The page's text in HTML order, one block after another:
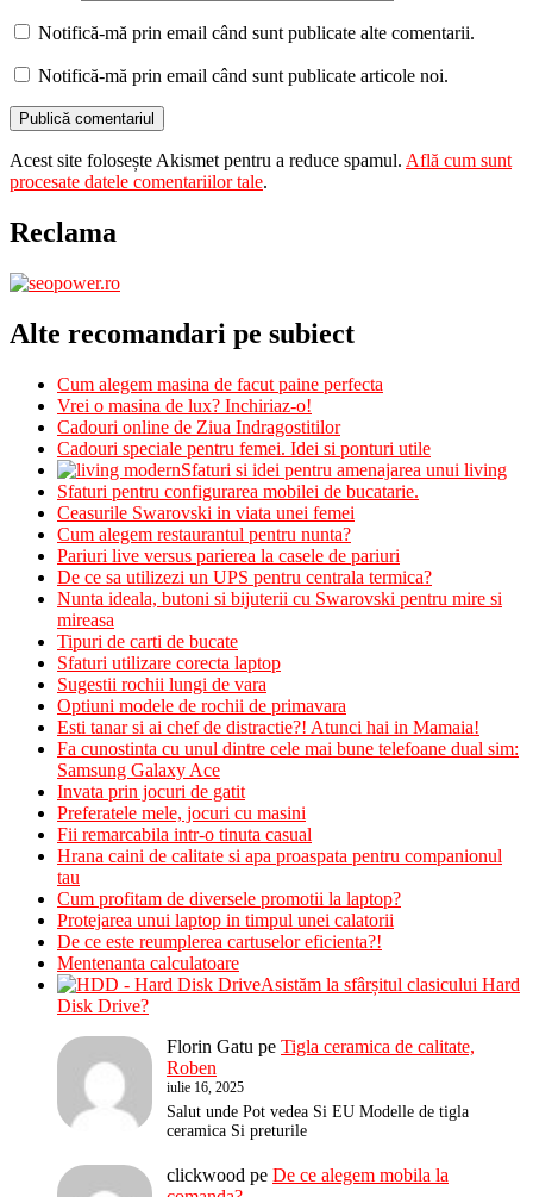
Notifică-mă prin email când sunt publicate alte comentarii.
Notifică-mă prin email când sunt publicate articole noi.
Acest site folosește Akismet pentru a reduce spamul. Află cum sunt
procesate datele comentariilor tale.
Reclama
Alte recomandari pe subiect
Cum alegem masina de facut paine perfecta
Vrei o masina de lux? Inchiriaz-o!
Cadouri online de Ziua Indragostitilor
Cadouri speciale pentru femei. Idei si ponturi utile
Sfaturi si idei pentru amenajarea unui living
Sfaturi pentru configurarea mobilei de bucatarie.
Ceasurile Swarovski in viata unei femei
Cum alegem restaurantul pentru nunta?
Pariuri live versus parierea la casele de pariuri
De ce sa utilizezi un UPS pentru centrala termica?
Nunta ideala, butoni si bijuterii cu Swarovski pentru mire si
mireasa
Tipuri de carti de bucate
Sfaturi utilizare corecta laptop
Sugestii rochii lungi de vara
Optiuni modele de rochii de primavara
Esti tanar si ai chef de distractie?! Atunci hai in Mamaia!
Fa cunostinta cu unul dintre cele mai bune telefoane dual sim:
Samsung Galaxy Ace
Invata prin jocuri de gatit
Preferatele mele, jocuri cu masini
Fii remarcabila intr-o tinuta casual
Hrana caini de calitate si apa proaspata pentru companionul
tau
Cum profitam de diversele promotii la laptop?
Protejarea unui laptop in timpul unei calatorii
De ce este reumplerea cartuselor eficienta?!
Mentenanta calculatoare
Asistăm la sfârșitul clasicului Hard
Disk Drive?
Florin Gatu pe Tigla ceramica de calitate,
Roben
iulie 16, 2025
Salut unde Pot vedea Si EU Modelle de tigla
ceramica Si preturile
clickwood pe De ce alegem mobila la